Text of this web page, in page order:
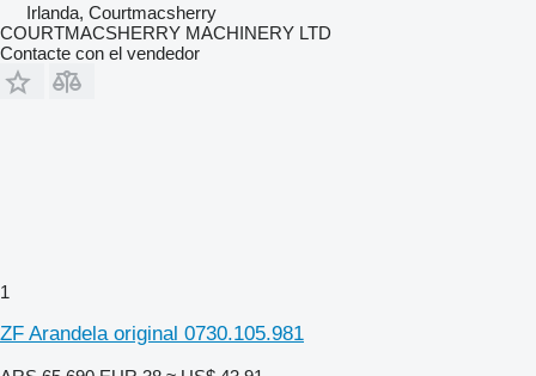
Irlanda, Courtmacsherry
COURTMACSHERRY MACHINERY LTD
Contacte con el vendedor
1
ZF Arandela original 0730.105.981